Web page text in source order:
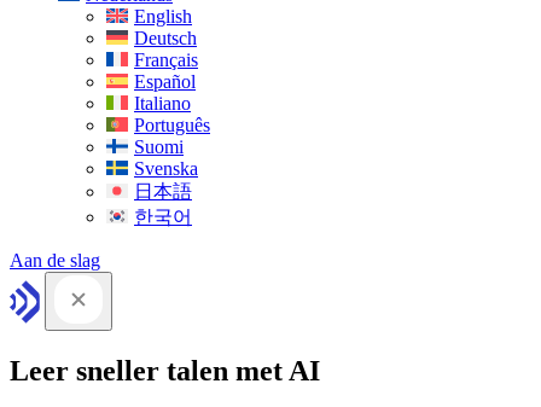
English
Deutsch
Français
Español
Italiano
Português
Suomi
Svenska
日本語
한국어
Aan de slag
Leer sneller talen met AI